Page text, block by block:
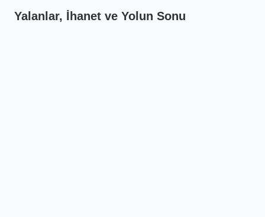
Yalanlar, İhanet ve Yolun Sonu